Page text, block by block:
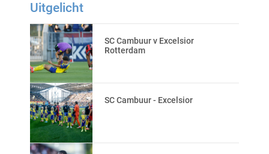
Uitgelicht
SC Cambuur v Excelsior
Rotterdam
SC Cambuur - Excelsior